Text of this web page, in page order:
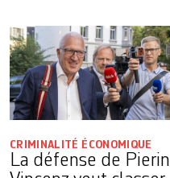
CRIMINALITÉ ÉCONOMIQUE
La défense de Pierin